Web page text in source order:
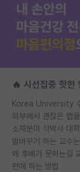
🔥 시선집중 핫한
외부에서 괜찮은 랩
소재분야 석박사 대
말바꾸기 하는 교수
편애 하는 방법